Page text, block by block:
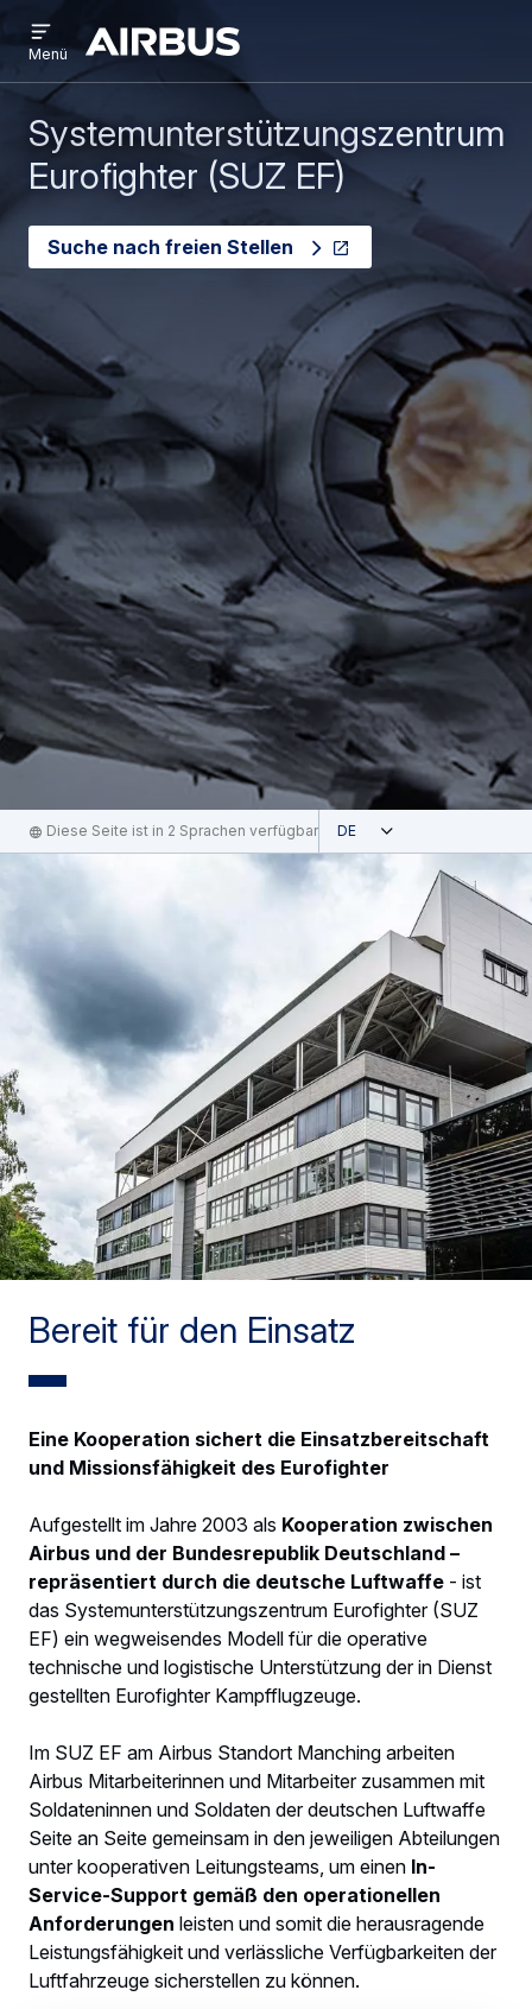
Inhalt
search
Airbus
menu
Menü
Systemunterstützungszentrum
Eurofighter (SUZ EF)
Suche nach freien Stellen
Diese Seite ist in 2 Sprachen verfügbar German
Bereit für den Einsatz
Eine Kooperation sichert die Einsatzbereitschaft
und Missionsfähigkeit des Eurofighter
Aufgestellt im Jahre 2003 als Kooperation zwischen
Airbus und der Bundesrepublik Deutschland –
repräsentiert durch die deutsche Luftwaffe - ist
das Systemunterstützungszentrum Eurofighter (SUZ
EF) ein wegweisendes Modell für die operative
technische und logistische Unterstützung der in Dienst
gestellten Eurofighter Kampfflugzeuge.
Im SUZ EF am Airbus Standort Manching arbeiten
Airbus Mitarbeiterinnen und Mitarbeiter zusammen mit
Soldateninnen und Soldaten der deutschen Luftwaffe
Seite an Seite gemeinsam in den jeweiligen Abteilungen
unter kooperativen Leitungsteams, um einen In-
Service-Support gemäß den operationellen
Anforderungen leisten und somit die herausragende
Leistungsfähigkeit und verlässliche Verfügbarkeiten der
Luftfahrzeuge sicherstellen zu können.